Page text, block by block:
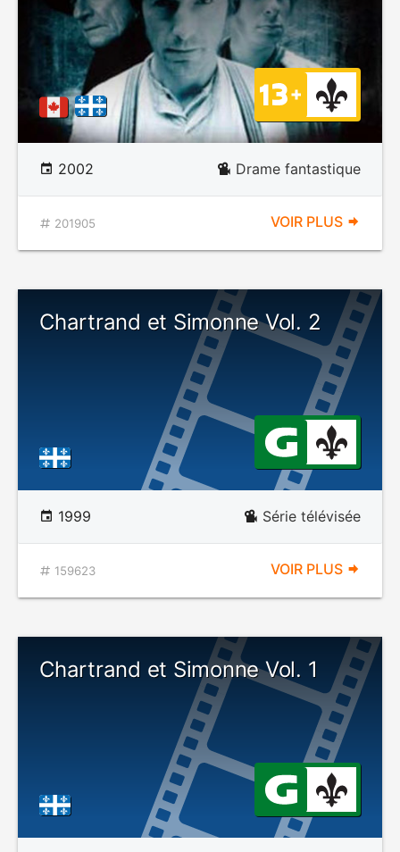
2002 Drame fantastique
201905 VOIR PLUS
Chartrand et Simonne Vol. 2
1999 Série télévisée
159623 VOIR PLUS
Chartrand et Simonne Vol. 1